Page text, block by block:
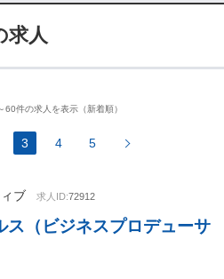
求人
60件の求人を表示（新着順）
3 4 5
ブ 求人ID:72912
ス（ビジネスプロデューサ